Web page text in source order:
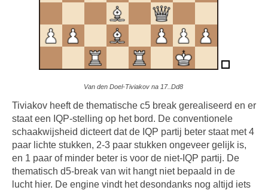
Van den Doel-Tiviakov na 17..Dd8
Tiviakov heeft de thematische c5 break gerealiseerd en er
staat een IQP-stelling op het bord. De conventionele
schaakwijsheid dicteert dat de IQP partij beter staat met 4
paar lichte stukken, 2-3 paar stukken ongeveer gelijk is,
en 1 paar of minder beter is voor de niet-IQP partij. De
thematisch d5-break van wit hangt niet bepaald in de
lucht hier. De engine vindt het desondanks nog altijd iets